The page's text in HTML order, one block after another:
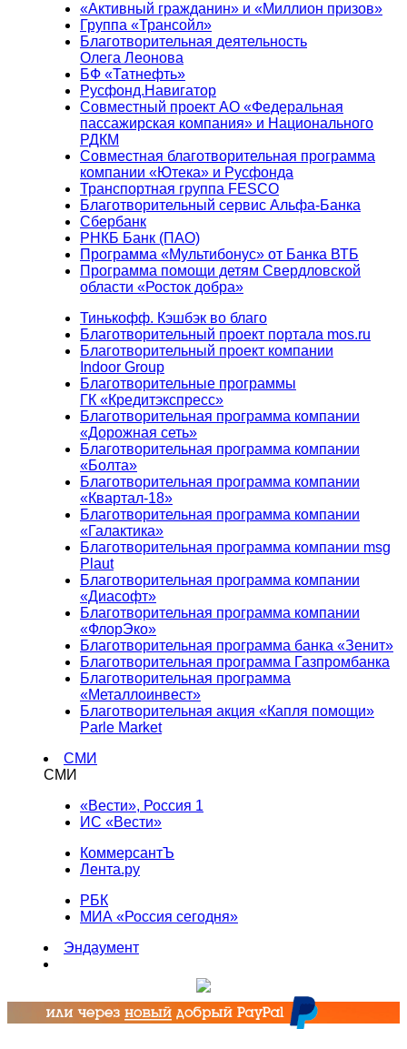
«Активный гражданин» и «Миллион призов»
Группа «Трансойл»
Благотворительная деятельность
Олега Леонова
БФ «Татнефть»
Русфонд.Навигатор
Совместный проект АО «Федеральная
пассажирская компания» и Национального
РДКМ
Совместная благотворительная программа
компании «Ютека» и Русфонда
Транспортная группа FESCO
Благотворительный сервис Альфа-Банка
Сбербанк
РНКБ Банк (ПАО)
Программа «Мультибонус» от Банка ВТБ
Программа помощи детям Свердловской
области «Росток добра»
Тинькофф. Кэшбэк во благо
Благотворительный проект портала mos.ru
Благотворительный проект компании
Indoor Group
Благотворительные программы
ГК «Кредитэкспресс»
Благотворительная программа компании
«Дорожная сеть»
Благотворительная программа компании
«Болта»
Благотворительная программа компании
«Квартал-18»
Благотворительная программа компании
«Галактика»
Благотворительная программа компании msg
Plaut
Благотворительная программа компании
«Диасофт»
Благотворительная программа компании
«ФлорЭко»
Благотворительная программа банка «Зенит»
Благотворительная программа Газпромбанка
Благотворительная программа
«Металлоинвест»
Благотворительная акция «Капля помощи»
Parle Market
СМИ
СМИ
«Вести», Россия 1
ИС «Вести»
КоммерсантЪ
Лента.ру
РБК
МИА «Россия сегодня»
Эндаумент